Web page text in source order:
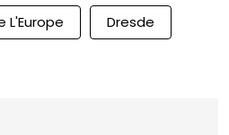
L'Europe Dresde